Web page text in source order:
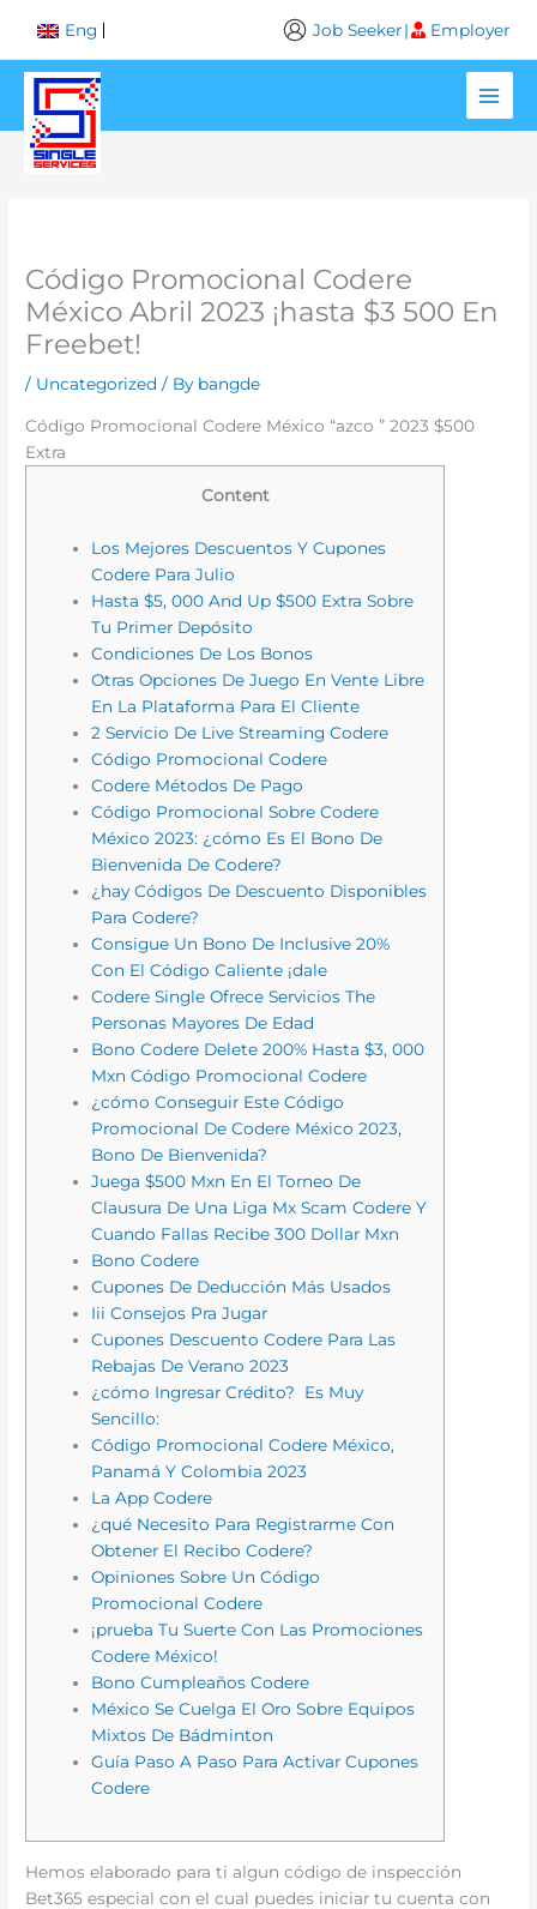
content
Eng Job Seeker| Employer
Código Promocional Codere
México Abril 2023 ¡hasta $3 500 En
Freebet!
/ Uncategorized / By bangde
Código Promocional Codere México “azco ” 2023 $500
Extra
Content
Los Mejores Descuentos Y Cupones
Codere Para Julio
Hasta $5, 000 And Up $500 Extra Sobre
Tu Primer Depósito
Condiciones De Los Bonos
Otras Opciones De Juego En Vente Libre
En La Plataforma Para El Cliente
2 Servicio De Live Streaming Codere
Código Promocional Codere
Codere Métodos De Pago
Código Promocional Sobre Codere
México 2023: ¿cómo Es El Bono De
Bienvenida De Codere?
¿hay Códigos De Descuento Disponibles
Para Codere?
Consigue Un Bono De Inclusive 20%
Con El Código Caliente ¡dale
Codere Single Ofrece Servicios The
Personas Mayores De Edad
Bono Codere Delete 200% Hasta $3, 000
Mxn Código Promocional Codere
¿cómo Conseguir Este Código
Promocional De Codere México 2023,
Bono De Bienvenida?
Juega $500 Mxn En El Torneo De
Clausura De Una Liga Mx Scam Codere Y
Cuando Fallas Recibe 300 Dollar Mxn
Bono Codere
Cupones De Deducción Más Usados
Iii Consejos Pra Jugar
Cupones Descuento Codere Para Las
Rebajas De Verano 2023
¿cómo Ingresar Crédito? Es Muy
Sencillo:
Código Promocional Codere México,
Panamá Y Colombia 2023
La App Codere
¿qué Necesito Para Registrarme Con
Obtener El Recibo Codere?
Opiniones Sobre Un Código
Promocional Codere
¡prueba Tu Suerte Con Las Promociones
Codere México!
Bono Cumpleaños Codere
México Se Cuelga El Oro Sobre Equipos
Mixtos De Bádminton
Guía Paso A Paso Para Activar Cupones
Codere
Hemos elaborado para ti algun código de inspección
Bet365 especial con el cual puedes iniciar tu cuenta con